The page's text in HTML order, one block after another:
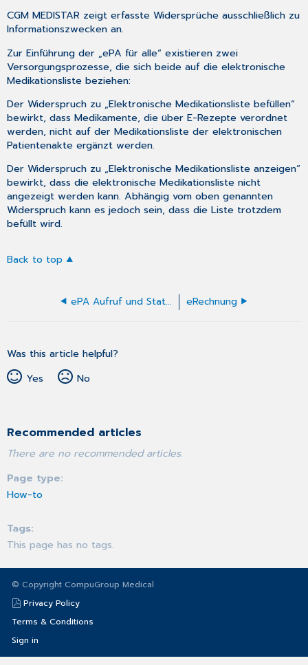
CGM MEDISTAR zeigt erfasste Widersprüche ausschließlich zu
Informationszwecken an.
Zur Einführung der „ePA für alle“ existieren zwei
Versorgungsprozesse, die sich beide auf die elektronische
Medikationsliste beziehen:
Der Widerspruch zu „Elektronische Medikationsliste befüllen“
bewirkt, dass Medikamente, die über E-Rezepte verordnet
werden, nicht auf der Medikationsliste der elektronischen
Patientenakte ergänzt werden.
Der Widerspruch zu „Elektronische Medikationsliste anzeigen“
bewirkt, dass die elektronische Medikationsliste nicht
angezeigt werden kann. Abhängig vom oben genannten
Widerspruch kann es jedoch sein, dass die Liste trotzdem
befüllt wird.
Back to top
ePA Aufruf und Statusanzeige eRechnung
Was this article helpful?
Yes
No
Recommended articles
There are no recommended articles.
Page type
How-to
Tags
This page has no tags.
© Copyright CompuGroup Medical
Privacy Policy
Terms & Conditions
Sign in